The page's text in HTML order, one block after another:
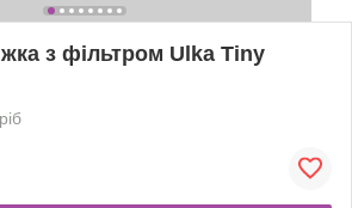
з фільтром Ulka Tiny